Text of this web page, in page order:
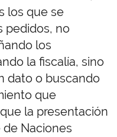
los que se
pedidos, no
los
la fiscalía, sino
dato o buscando
que
la presentación
Naciones